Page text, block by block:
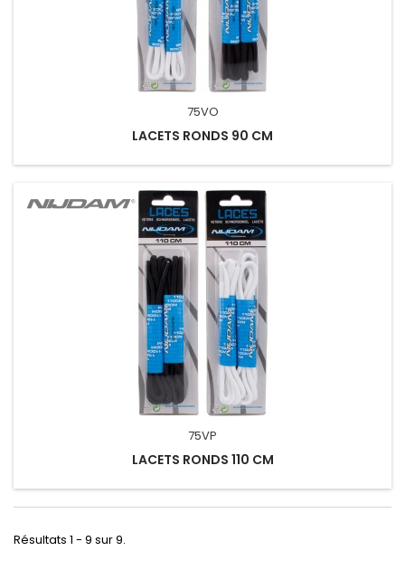
75VO
LACETS RONDS 90 CM
75VP
LACETS RONDS 110 CM
Résultats 1 - 9 sur 9.